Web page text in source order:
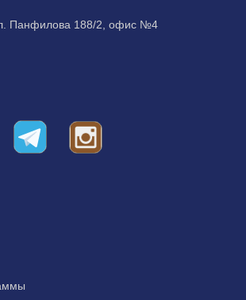
Панфилова 188/2, офис №4